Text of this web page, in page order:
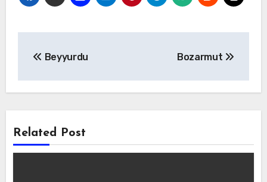
gezinmesi
Beyyurdu Bozarmut
Related Post